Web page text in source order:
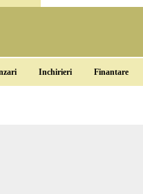
Inchirieri Finantare